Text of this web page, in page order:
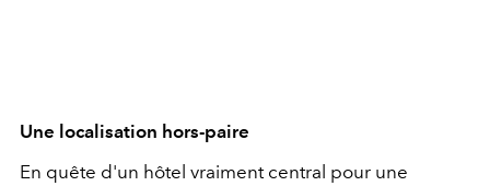
Une localisation hors-paire
En quête d'un hôtel vraiment central pour une